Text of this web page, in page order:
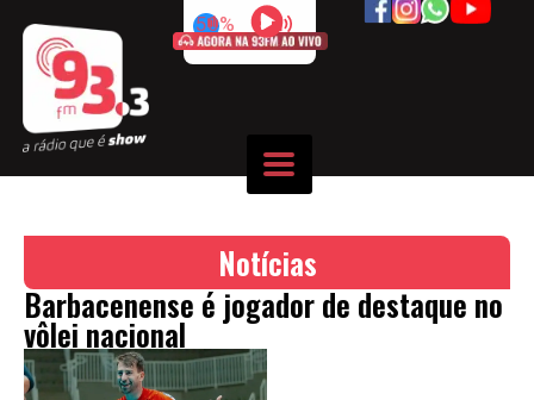
50%
Notícias
Barbacenense é jogador de destaque no
vôlei nacional